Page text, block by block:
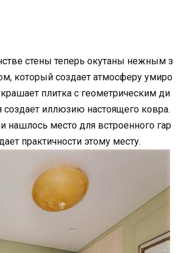
стены теперь окутаны нежным з
который создает атмосферу умиро
плитка с геометрическим ди
создает иллюзию настоящего ковра.
нашлось место для встроенного гар
практичности этому месту.